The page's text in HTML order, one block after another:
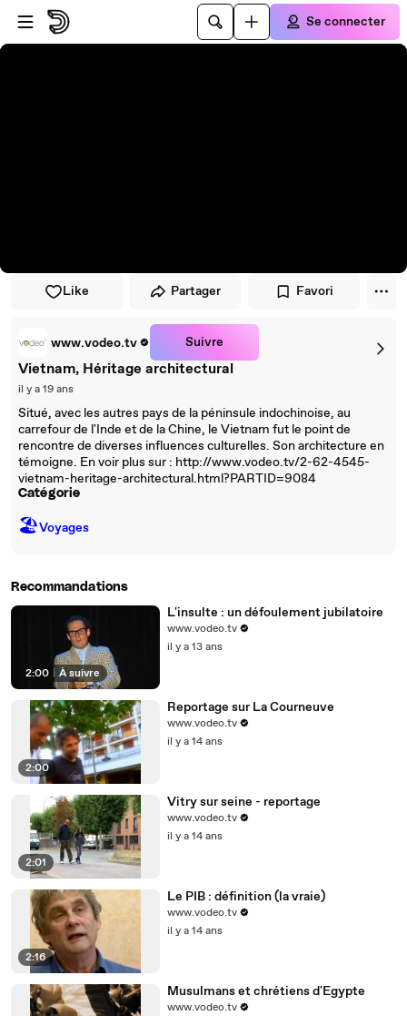
Passer au player
Passer au contenu principal
Se connecter
Like Partager Favori
www.vodeo.tv Suivre
Vietnam, Héritage architectural
il y a 19 ans
Situé, avec les autres pays de la péninsule indochinoise, au
carrefour de l'Inde et de la Chine, le Vietnam fut le point de
rencontre de diverses influences culturelles. Son architecture en
témoigne. En voir plus sur : http://www.vodeo.tv/2-62-4545-
vietnam-heritage-architectural.html?PARTID=9084
Catégorie
🏖Voyages
Recommandations
2:00 À suivre
L'insulte : un défoulement jubilatoire
www.vodeo.tv
il y a 13 ans
2:00
Reportage sur La Courneuve
www.vodeo.tv
il y a 14 ans
2:01
Vitry sur seine - reportage
www.vodeo.tv
il y a 14 ans
2:16
Le PIB : définition (la vraie)
www.vodeo.tv
il y a 14 ans
Musulmans et chrétiens d'Egypte
www.vodeo.tv